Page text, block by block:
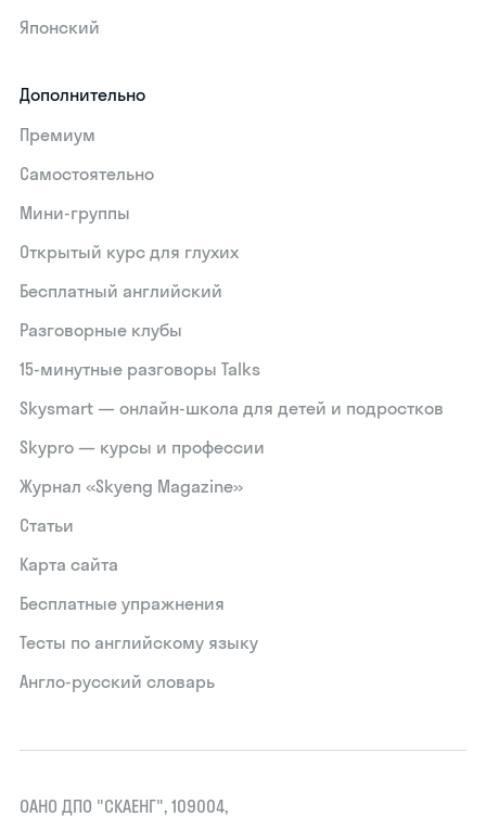
Японский
Дополнительно
Премиум
Самостоятельно
Мини-группы
Открытый курс для глухих
Бесплатный английский
Разговорные клубы
15‑минутные разговоры Talks
Skysmart — онлайн-школа для детей и подростков
Skypro — курсы и профессии
Журнал «Skyeng Magazine»
Статьи
Карта сайта
Бесплатные упражнения
Тесты по английскому языку
Англо-русский словарь
ОАНО ДПО "СКАЕНГ", 109004,